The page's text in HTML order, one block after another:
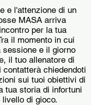
e l'attenzione di un
MASA arriva
per la tua
il momento in cui
sessione e il giorno
il tuo allenatore di
chiedendoti
sui tuoi obiettivi di
tua storia di infortuni
di gioco.